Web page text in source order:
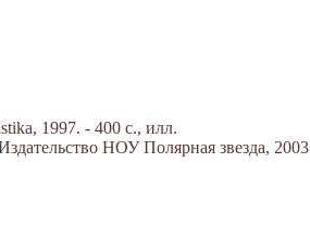
1997. - 400 с., илл.
НОУ Полярная звезда, 2003